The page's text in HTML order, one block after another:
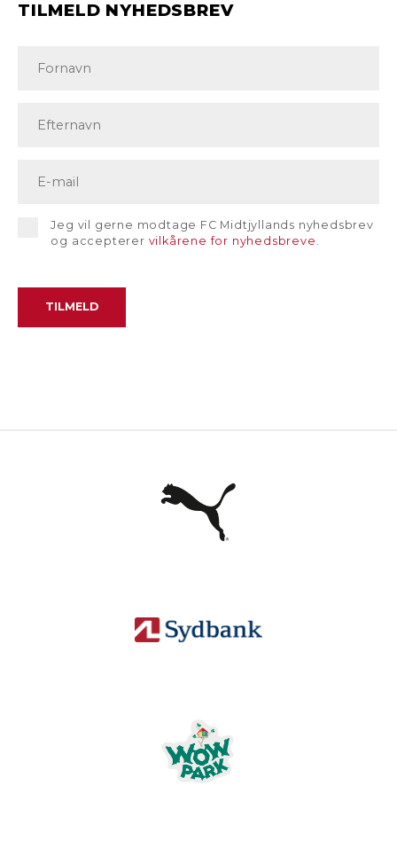
TILMELD NYHEDSBREV
Jeg vil gerne modtage FC Midtjyllands nyhedsbrev
og accepterer vilkårene for nyhedsbreve